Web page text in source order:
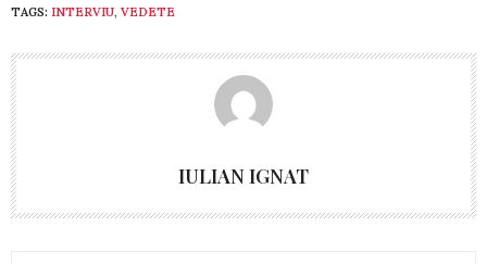
TAGS: INTERVIU, VEDETE
IULIAN IGNAT